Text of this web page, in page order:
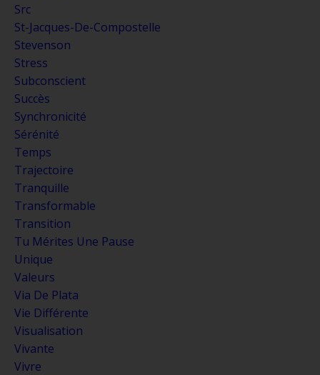
Src
St-Jacques-De-Compostelle
Stevenson
Stress
Subconscient
Succès
Synchronicité
Sérénité
Temps
Trajectoire
Tranquille
Transformable
Transition
Tu Mérites Une Pause
Unique
Valeurs
Via De Plata
Vie Différente
Visualisation
Vivante
Vivre